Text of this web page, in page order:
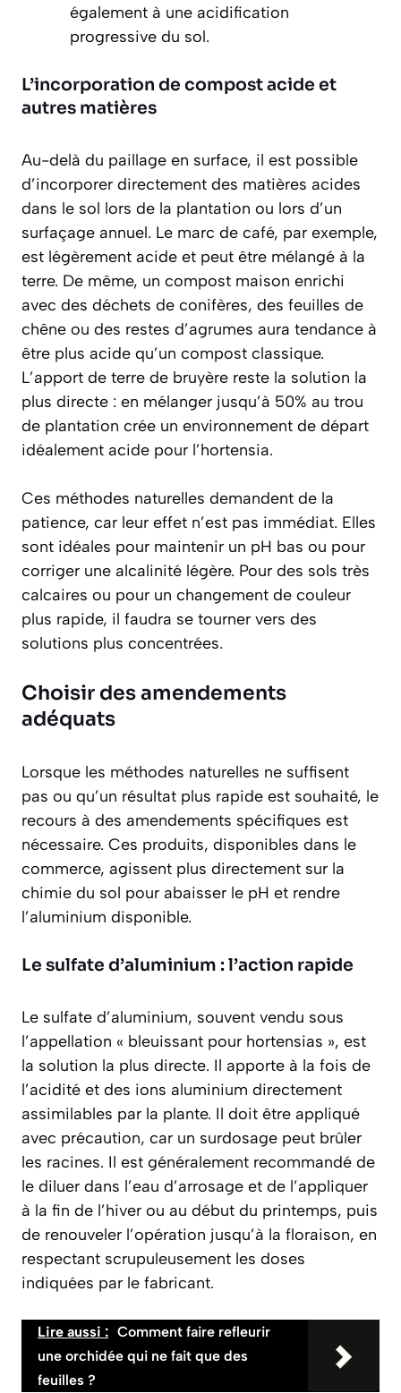
également à une acidification
progressive du sol.
L’incorporation de compost acide et
autres matières
Au-delà du paillage en surface, il est possible
d’incorporer directement des matières acides
dans le sol lors de la plantation ou lors d’un
surfaçage annuel. Le marc de café, par exemple,
est légèrement acide et peut être mélangé à la
terre. De même, un compost maison enrichi
avec des déchets de conifères, des feuilles de
chêne ou des restes d’agrumes aura tendance à
être plus acide qu’un compost classique.
L’apport de terre de bruyère reste la solution la
plus directe : en mélanger jusqu’à 50% au trou
de plantation crée un environnement de départ
idéalement acide pour l’hortensia.
Ces méthodes naturelles demandent de la
patience, car leur effet n’est pas immédiat. Elles
sont idéales pour maintenir un pH bas ou pour
corriger une alcalinité légère. Pour des sols très
calcaires ou pour un changement de couleur
plus rapide, il faudra se tourner vers des
solutions plus concentrées.
Choisir des amendements
adéquats
Lorsque les méthodes naturelles ne suffisent
pas ou qu’un résultat plus rapide est souhaité, le
recours à des amendements spécifiques est
nécessaire. Ces produits, disponibles dans le
commerce, agissent plus directement sur la
chimie du sol pour abaisser le pH et rendre
l’aluminium disponible.
Le sulfate d’aluminium : l’action rapide
Le sulfate d’aluminium, souvent vendu sous
l’appellation « bleuissant pour hortensias », est
la solution la plus directe. Il apporte à la fois de
l’acidité et des ions aluminium directement
assimilables par la plante. Il doit être appliqué
avec précaution, car un surdosage peut brûler
les racines. Il est généralement recommandé de
le diluer dans l’eau d’arrosage et de l’appliquer
à la fin de l’hiver ou au début du printemps, puis
de renouveler l’opération jusqu’à la floraison, en
respectant scrupuleusement les doses
indiquées par le fabricant.
Lire aussi : Comment faire refleurir
une orchidée qui ne fait que des
feuilles ?